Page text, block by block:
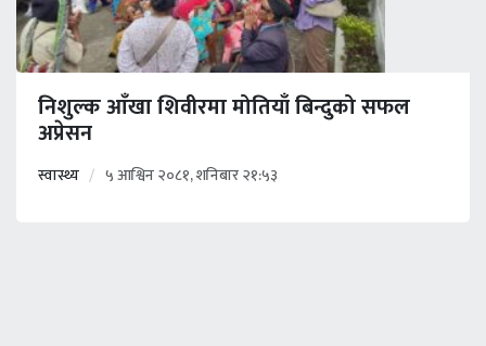
निशुल्क आँखा शिवीरमा मोतियाँ बिन्दुको सफल
अप्रेसन
स्वास्थ्य ५ आश्विन २०८१, शनिबार २१:५३